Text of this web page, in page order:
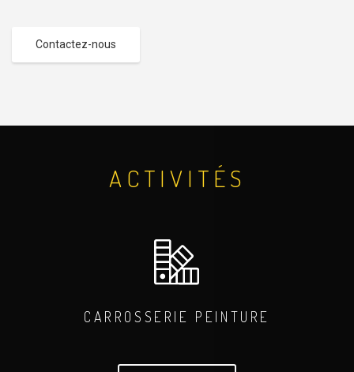
Contactez-nous
ACTIVITÉS
CARROSSERIE PEINTURE